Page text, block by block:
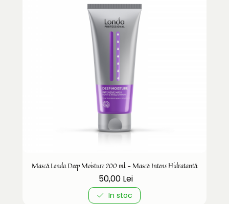
Mască Londa Deep Moisture 200 ml - Mască Intens Hidratantă
50,00 Lei
In stoc